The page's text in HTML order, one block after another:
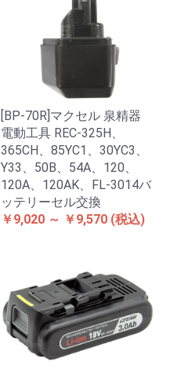
[BP-70R]マクセル 泉精器
電動工具 REC-325H、
365CH、85YC1、30YC3、
Y33、50B、54A、120、
120A、120AK、FL-3014バ
ッテリーセル交換
￥9,020 ～ ￥9,570 (税込)